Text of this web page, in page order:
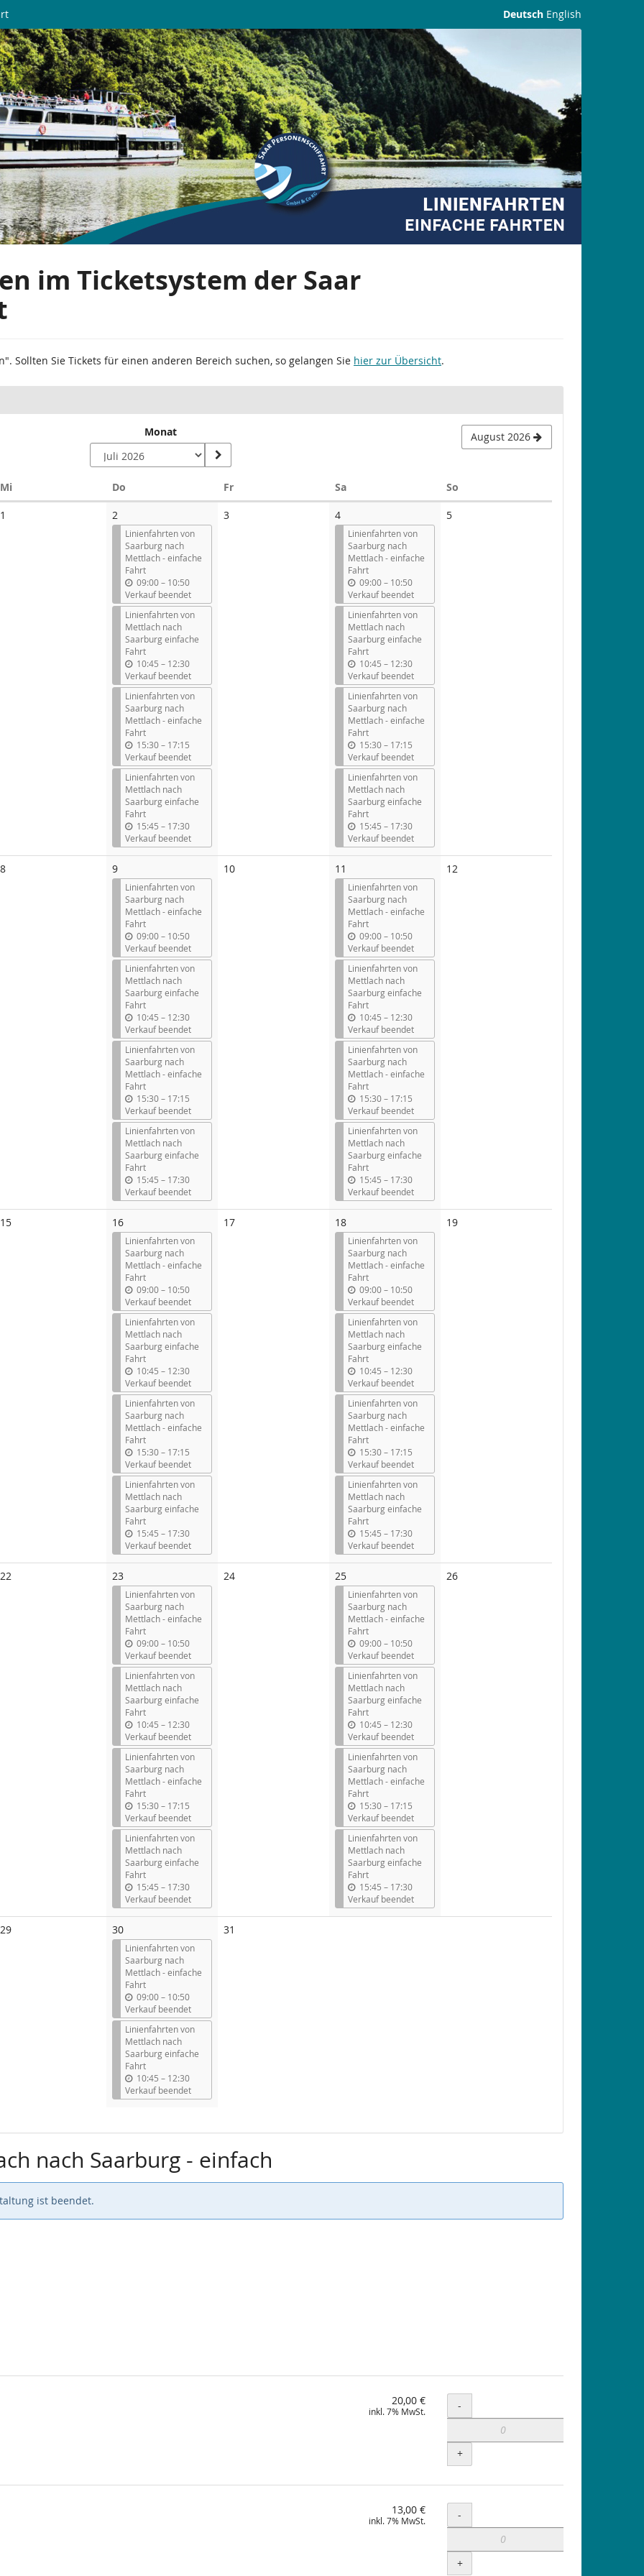
Deutsch English
im Ticketsystem der Saar
Sollten Sie Tickets für einen anderen Bereich suchen, so gelangen Sie hier zur Übersicht.
Monat August 2026
MiMittwoch Do FrFreitag SaSamstag So
1 2
Linienfahrten von
Saarburg nach
Mettlach - einfache
Fahrt
09:00–b
i
s
10:50
Verkauf beendet
Linienfahrten von
Mettlach nach
Saarburg einfache
Fahrt
10:45 –b
i
s
12:30
Verkauf beendet
Linienfahrten von
Saarburg nach
Mettlach - einfache
Fahrt
15:30–b
i
s
17:15
Verkauf beendet
Linienfahrten von
Mettlach nach
Saarburg einfache
Fahrt
15:45 –b
i
s
17:30
Verkauf beendet
3Keine
4
Linienfahrten von
Saarburg nach
Mettlach - einfache
Fahrt
09:00–b
i
s
10:50
Verkauf beendet
Linienfahrten von
Mettlach nach
Saarburg einfache
Fahrt
10:45 –b
i
s
12:30
Verkauf beendet
Linienfahrten von
Saarburg nach
Mettlach - einfache
Fahrt
15:30–b
i
s
17:15
Verkauf beendet
Linienfahrten von
Mettlach nach
Saarburg einfache
Fahrt
15:45 –b
i
s
17:30
Verkauf beendet
5Keine
8Keine
9
Linienfahrten von
Saarburg nach
Mettlach - einfache
Fahrt
09:00–b
i
s
10:50
Verkauf beendet
Linienfahrten von
Mettlach nach
Saarburg einfache
Fahrt
10:45 –b
i
s
12:30
Verkauf beendet
Linienfahrten von
Saarburg nach
Mettlach - einfache
Fahrt
15:30–b
i
s
17:15
Verkauf beendet
Linienfahrten von
Mettlach nach
Saarburg einfache
Fahrt
15:45 –b
i
s
17:30
Verkauf beendet
10Keine
11
Linienfahrten von
Saarburg nach
Mettlach - einfache
Fahrt
09:00–b
i
s
10:50
Verkauf beendet
Linienfahrten von
Mettlach nach
Saarburg einfache
Fahrt
10:45 –b
i
s
12:30
Verkauf beendet
Linienfahrten von
Saarburg nach
Mettlach - einfache
Fahrt
15:30–b
i
s
17:15
Verkauf beendet
Linienfahrten von
Mettlach nach
Saarburg einfache
Fahrt
15:45 –b
i
s
17:30
Verkauf beendet
12
15Keine
16
Linienfahrten von
Saarburg nach
Mettlach - einfache
Fahrt
09:00–b
i
s
10:50
Verkauf beendet
Linienfahrten von
Mettlach nach
Saarburg einfache
Fahrt
10:45 –b
i
s
12:30
Verkauf beendet
Linienfahrten von
Saarburg nach
Mettlach - einfache
Fahrt
15:30–b
i
s
17:15
Verkauf beendet
Linienfahrten von
Mettlach nach
Saarburg einfache
Fahrt
15:45 –b
i
s
17:30
Verkauf beendet
17Keine
18
Linienfahrten von
Saarburg nach
Mettlach - einfache
Fahrt
09:00–b
i
s
10:50
Verkauf beendet
Linienfahrten von
Mettlach nach
Saarburg einfache
Fahrt
10:45 –b
i
s
12:30
Verkauf beendet
Linienfahrten von
Saarburg nach
Mettlach - einfache
Fahrt
15:30–b
i
s
17:15
Verkauf beendet
Linienfahrten von
Mettlach nach
Saarburg einfache
Fahrt
15:45 –b
i
s
17:30
Verkauf beendet
19Keine
22 23
Linienfahrten von
Saarburg nach
Mettlach - einfache
Fahrt
09:00–b
i
s
10:50
Verkauf beendet
Linienfahrten von
Mettlach nach
Saarburg einfache
Fahrt
10:45 –b
i
s
12:30
Verkauf beendet
Linienfahrten von
Saarburg nach
Mettlach - einfache
Fahrt
15:30–b
i
s
17:15
Verkauf beendet
Linienfahrten von
Mettlach nach
Saarburg einfache
Fahrt
15:45 –b
i
s
17:30
Verkauf beendet
24Keine
25
Linienfahrten von
Saarburg nach
Mettlach - einfache
Fahrt
09:00–b
i
s
10:50
Verkauf beendet
Linienfahrten von
Mettlach nach
Saarburg einfache
Fahrt
10:45 –b
i
s
12:30
Verkauf beendet
Linienfahrten von
Saarburg nach
Mettlach - einfache
Fahrt
15:30–b
i
s
17:15
Verkauf beendet
Linienfahrten von
Mettlach nach
Saarburg einfache
Fahrt
15:45 –b
i
s
17:30
Verkauf beendet
26Keine
29Keine
30
Linienfahrten von
Saarburg nach
Mettlach - einfache
Fahrt
09:00–b
i
s
10:50
Verkauf beendet
Linienfahrten von
Mettlach nach
Saarburg einfache
Fahrt
10:45 –b
i
s
12:30
Verkauf beendet
31
nach Saarburg - einfach
ist beendet.
20,00 €
inkl. 7% MwSt. Menge
-
+
13,00 €
inkl. 7% MwSt. Menge
-
+